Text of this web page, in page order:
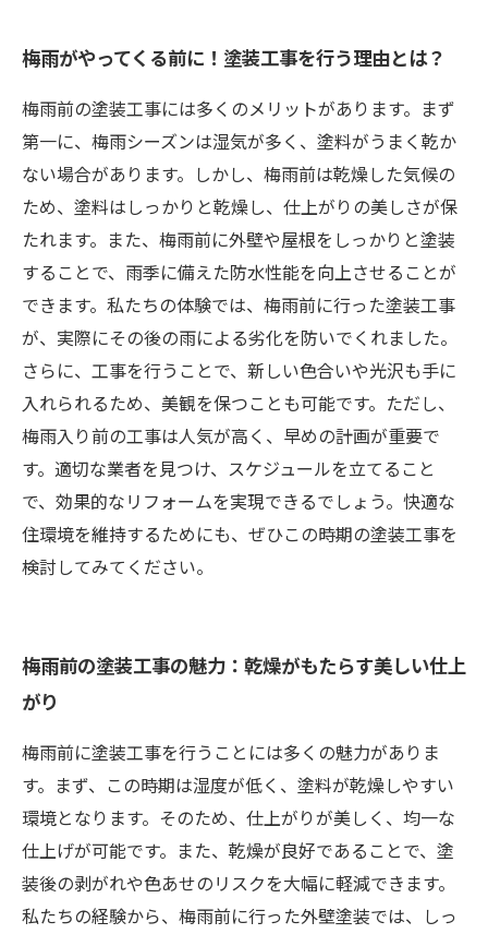
ット
梅雨に備えた外壁の保護：塗装工事の重要性
快適な住環境を維持するための塗装工事のコツ
梅雨前の塗装工事で快適生活を手に入れよう！
梅雨がやってくる前に！塗装工事を行う理由とは？
梅雨前の塗装工事には多くのメリットがあります。まず
第一に、梅雨シーズンは湿気が多く、塗料がうまく乾か
ない場合があります。しかし、梅雨前は乾燥した気候の
ため、塗料はしっかりと乾燥し、仕上がりの美しさが保
たれます。また、梅雨前に外壁や屋根をしっかりと塗装
することで、雨季に備えた防水性能を向上させることが
できます。私たちの体験では、梅雨前に行った塗装工事
が、実際にその後の雨による劣化を防いでくれました。
さらに、工事を行うことで、新しい色合いや光沢も手に
入れられるため、美観を保つことも可能です。ただし、
梅雨入り前の工事は人気が高く、早めの計画が重要で
す。適切な業者を見つけ、スケジュールを立てること
で、効果的なリフォームを実現できるでしょう。快適な
住環境を維持するためにも、ぜひこの時期の塗装工事を
検討してみてください。
梅雨前の塗装工事の魅力：乾燥がもたらす美しい仕上
がり
梅雨前に塗装工事を行うことには多くの魅力がありま
す。まず、この時期は湿度が低く、塗料が乾燥しやすい
環境となります。そのため、仕上がりが美しく、均一な
仕上げが可能です。また、乾燥が良好であることで、塗
装後の剥がれや色あせのリスクを大幅に軽減できます。
私たちの経験から、梅雨前に行った外壁塗装では、しっ